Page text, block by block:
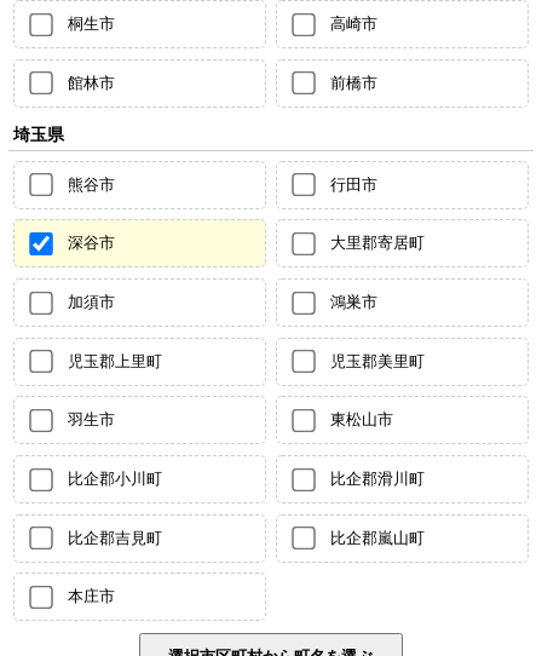
桐生市 高崎市
館林市 前橋市
埼玉県
熊谷市 行田市
深谷市 大里郡寄居町
加須市 鴻巣市
児玉郡上里町 児玉郡美里町
羽生市 東松山市
比企郡小川町 比企郡滑川町
比企郡吉見町 比企郡嵐山町
本庄市